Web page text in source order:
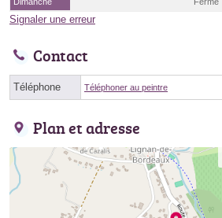
Signaler une erreur
Contact
Téléphone Téléphoner au peintre
Plan et adresse